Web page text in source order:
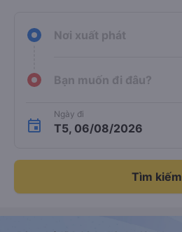
Nơi xuất phát
Bạn muốn đi đâu?
Ngày đi
T5, 06/08/2026
Tìm kiếm